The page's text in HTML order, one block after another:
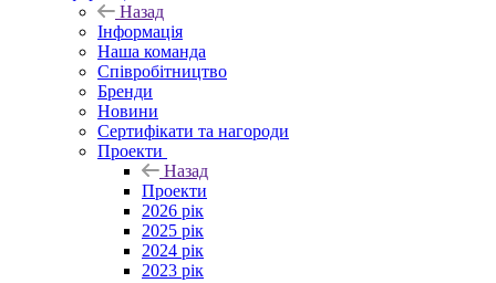
Назад
Інформація
Наша команда
Співробітництво
Бренди
Новини
Сертифікати та нагороди
Проекти
Назад
Проекти
2026 рік
2025 рік
2024 рік
2023 рік